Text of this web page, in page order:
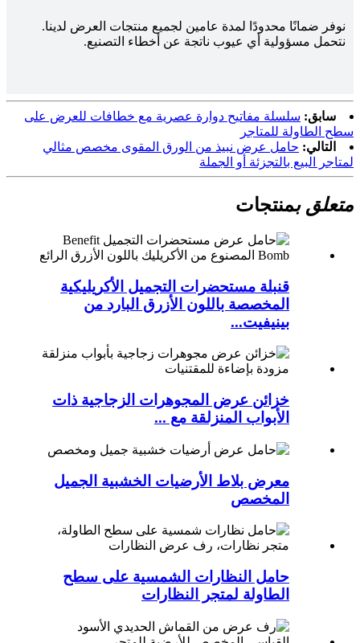
نوفر ضمانًا محدودًا لمدة عامين لجميع منتجات العرض لدينا.
نتحمل مسؤولية أي عيوب ناتجة عن أخطاء التصنيع.
سابق: سلسلة مفاتيح دوارة عصرية مع خطافات للعرض على
سطح الطاولة للمتاجر
التالي: حامل عرض نبيذ من الورق المقوى مخصص مثالي
لمتاجر البيع بالتجزئة أو الجملة
متعلق بمنتجات
قنبلة مستحضرات التجميل الأكريليكية
المخصصة باللون الأزرق البارد من
بينيفيت...
خزائن عرض المجوهرات الزجاجية ذات
الأبواب المنزلقة مع ...
معرض بلاط الأرضيات الخشبية الجميل
المخصص
حامل النظارات الشمسية على سطح
الطاولة لمتجر النظارات